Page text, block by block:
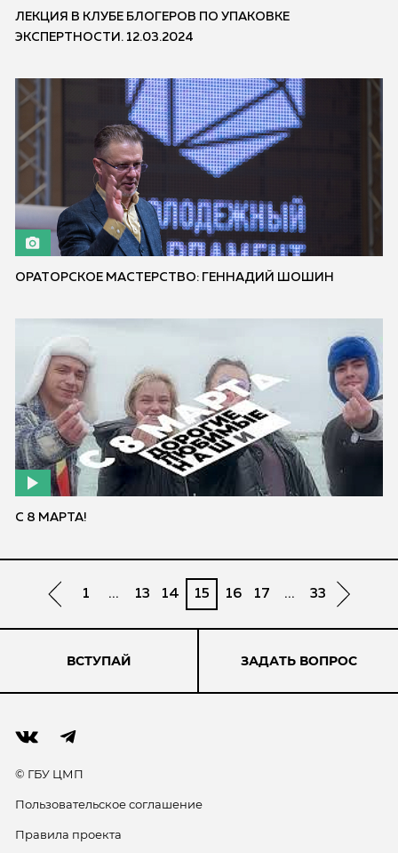
ЛЕКЦИЯ В КЛУБЕ БЛОГЕРОВ ПО УПАКОВКЕ
ЭКСПЕРТНОСТИ. 12.03.2024
ОРАТОРСКОЕ МАСТЕРСТВО: ГЕННАДИЙ ШОШИН
С 8 МАРТА!
1 ... 13 14 15 16 17 ... 33
ВСТУПАЙ ЗАДАТЬ ВОПРОС
© ГБУ ЦМП
Пользовательское соглашение
Правила проекта